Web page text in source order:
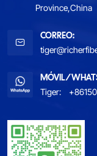
Province,China
CORREO:
MÓVIL/
Tiger: